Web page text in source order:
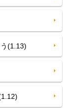
(1.13)